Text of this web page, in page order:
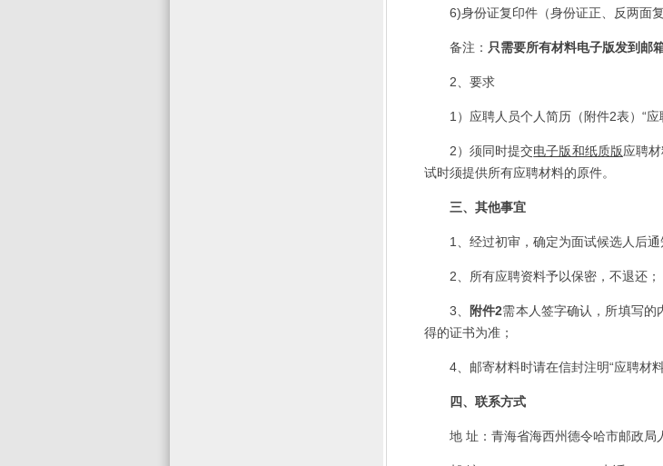
6)身份证复印件（身份证正、反两面
备注： 只需要所有材料电子版发到邮
2 、要求
1 ）应聘人员个人简历（附件2表）“应
2）须同时提交电子版和纸质版应聘
试时须提供所有应聘材料的原件。
三、其他事宜
1 、经过初审，确定为面试候选人后
2 、所有应聘资料予以保密，不退还；
3 附件2需本人签字确认，所填写的
得的证书为准；
4、邮寄材料时请在信封注明“应聘材料
四、联系方式
地 址：青海省海西州德令哈市邮政局